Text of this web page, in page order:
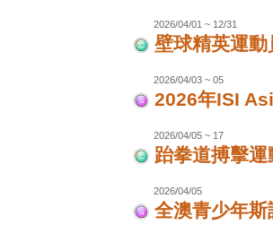
2026/04/01 ~ 12/31
壁球精英運
2026/04/03 ~ 05
2026年ISI
2026/04/05 ~ 17
跆拳道搏擊
2026/04/05
全澳青少年